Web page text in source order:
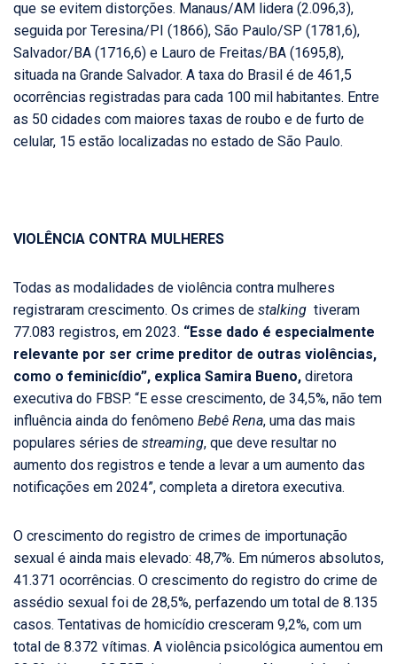
que se evitem distorções. Manaus/AM lidera (2.096,3),
seguida por Teresina/PI (1866), São Paulo/SP (1781,6),
Salvador/BA (1716,6) e Lauro de Freitas/BA (1695,8),
situada na Grande Salvador. A taxa do Brasil é de 461,5
ocorrências registradas para cada 100 mil habitantes. Entre
as 50 cidades com maiores taxas de roubo e de furto de
celular, 15 estão localizadas no estado de São Paulo.
VIOLÊNCIA CONTRA MULHERES
Todas as modalidades de violência contra mulheres
registraram crescimento. Os crimes de stalking tiveram
77.083 registros, em 2023. “Esse dado é especialmente
relevante por ser crime preditor de outras violências,
como o feminicídio”, explica Samira Bueno, diretora
executiva do FBSP. “E esse crescimento, de 34,5%, não tem
influência ainda do fenômeno Bebê Rena, uma das mais
populares séries de streaming, que deve resultar no
aumento dos registros e tende a levar a um aumento das
notificações em 2024”, completa a diretora executiva.
O crescimento do registro de crimes de importunação
sexual é ainda mais elevado: 48,7%. Em números absolutos,
41.371 ocorrências. O crescimento do registro do crime de
assédio sexual foi de 28,5%, perfazendo um total de 8.135
casos. Tentativas de homicídio cresceram 9,2%, com um
total de 8.372 vítimas. A violência psicológica aumentou em